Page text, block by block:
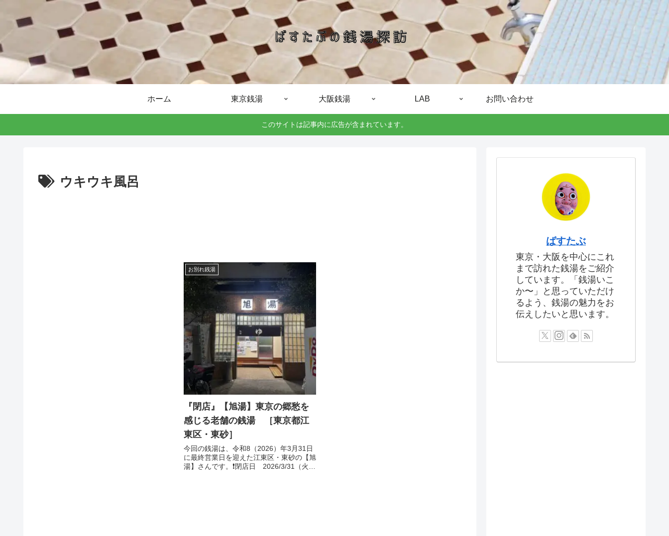
ホーム 東京銭湯 大阪銭湯 LAB お問い合わせ
このサイトは記事内に広告が含まれています。
ウキウキ風呂
お別れ銭湯
『閉店』【旭湯】東京の郷愁を
感じる老舗の銭湯 ［東京都江
東区・東砂］
今回の銭湯は、令和8（2026）年3月31日
に最終営業日を迎えた江東区・東砂の【旭
湯】さんです。❗️閉店日 2026/3/31（火）
ばすたぶ
東京・大阪を中心にこれ
まで訪れた銭湯をご紹介
しています。「銭湯いこ
か〜」と思っていただけ
るよう、銭湯の魅力をお
伝えしたいと思います。